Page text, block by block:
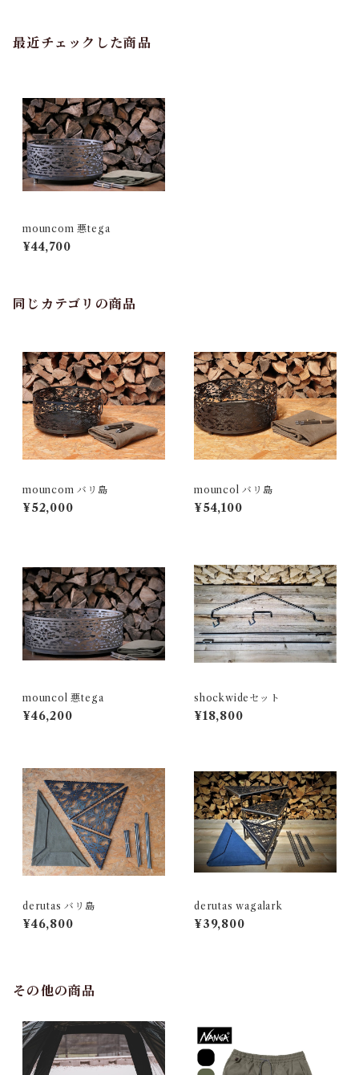
最近チェックした商品
mouncom 悪tega
¥44,700
同じカテゴリの商品
mouncom バリ島
¥52,000
mouncol バリ島
¥54,100
mouncol 悪tega
¥46,200
shockwideセット
¥18,800
derutas バリ島
¥46,800
derutas wagalark
¥39,800
その他の商品